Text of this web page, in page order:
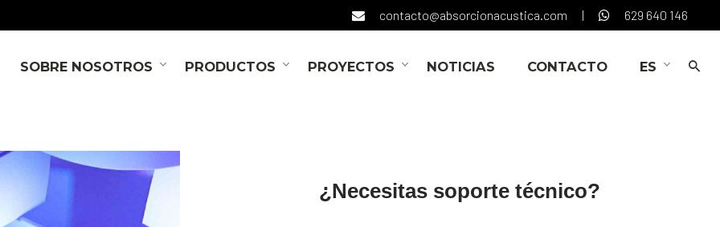
contacto@absorcionacustica.com | 629 640 146
SOBRE NOSOTROS PRODUCTOS PROYECTOS NOTICIAS CONTACTO ES
¿Necesitas soporte técnico?